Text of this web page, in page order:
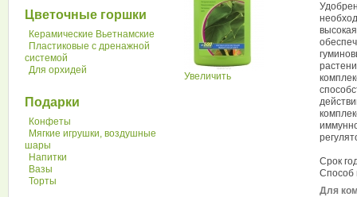
Цветочные горшки
Керамические Вьетнамские
Пластиковые с дренажной
системой
Для орхидей
Подарки
Конфеты
Мягкие игрушки, воздушные
шары
Напитки
Вазы
Торты
Увеличить
Срок
Способ
Для